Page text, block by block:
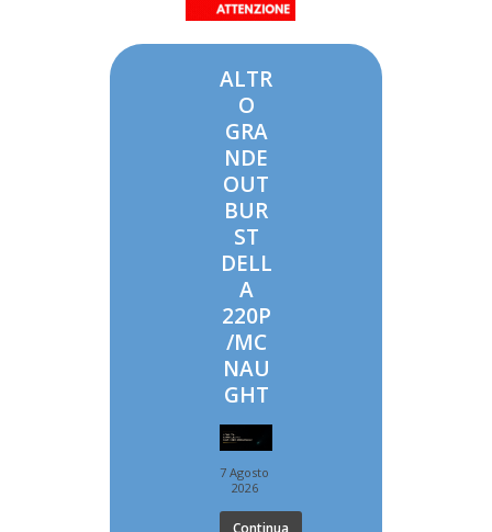
ALTR
O
GRA
NDE
OUT
BUR
ST
DELL
A
220P
/MC
NAU
GHT
7 Agosto
2026
Continua